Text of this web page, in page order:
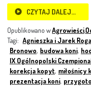
CZYTAJ DALEJ…
Opublikowano wAgrowieści,
Tagi: Agnieszka i Jarek
Bronowo, budowa koni,
IX Ogólnopolski
korekcja kopyt, miłośnicy
prezentacja koni,